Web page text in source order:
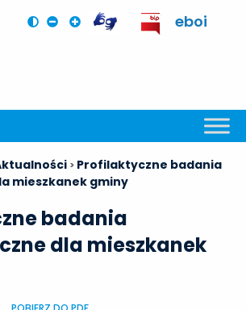
eboi
> Profilaktyczne badania
mieszkanek gminy
badania
dla mieszkanek